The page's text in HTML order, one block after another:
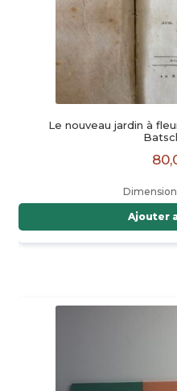
Le nouveau jardin à
Dimension
Ajouter